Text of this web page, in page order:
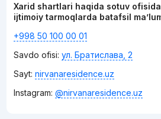
Xarid shartlari haqida sotuv
ijtimoiy tarmoqlarda batafsil
+998 50 100 00 01
Savdo ofisi: ул. Братислава, 2
Sayt: nirvanaresidence.uz
Instagram: @nirvanaresidence.uz